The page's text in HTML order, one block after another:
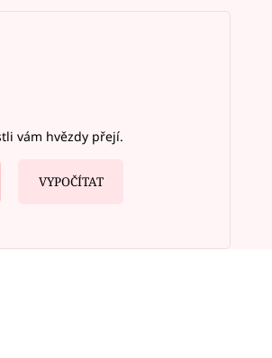
vám hvězdy přejí.
VYPOČÍTAT